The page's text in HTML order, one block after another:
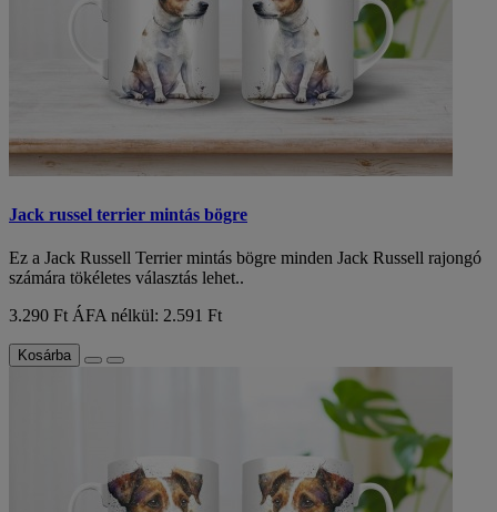
Jack russel terrier mintás bögre
Ez a Jack Russell Terrier mintás bögre minden Jack Russell rajongó
számára tökéletes választás lehet..
3.290 FtÁFA nélkül: 2.591 Ft
Kosárba